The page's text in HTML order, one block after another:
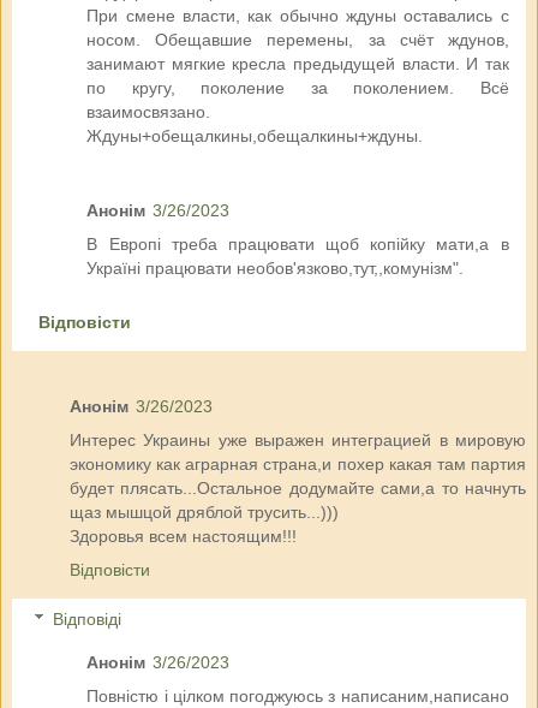
При смене власти, как обычно ждуны оставались с
носом. Обещавшие перемены, за счёт ждунов,
занимают мягкие кресла предыдущей власти. И так
по кругу, поколение за поколением. Всё
взаимосвязано.
Ждуны+обещалкины,обещалкины+ждуны.
Анонім 3/26/2023
В Европі треба працювати щоб копійку мати,а в
Україні працювати необов'язково,тут,,комунізм".
Відповісти
Анонім 3/26/2023
Интерес Украины уже выражен интеграцией в мировую
экономику как аграрная страна,и похер какая там партия
будет плясать...Остальное додумайте сами,а то начнуть
щаз мышцой дряблой трусить...)))
Здоровья всем настоящим!!!
Відповісти
Відповіді
Анонім 3/26/2023
Повністю і цілком погоджуюсь з написаним,написано